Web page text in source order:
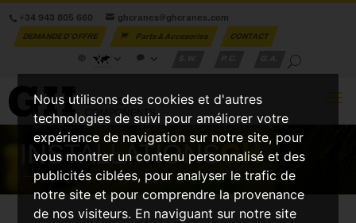
Nous utilisons des cookies et d'autres
technologies de suivi pour améliorer votre
expérience de navigation sur notre site, pour
vous montrer un contenu personnalisé et des
publicités ciblées, pour analyser le trafic de
notre site et pour comprendre la provenance
de nos visiteurs. En naviguant sur notre site
+34 943 805 660 ghcranes@ghcranes.com
DEMANDE D'OFFRE Parts & Accesories
CONTACT
INSTALLATIONSGH